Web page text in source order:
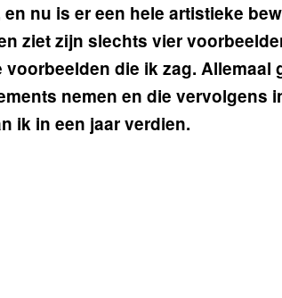
nu is er een hele artistieke
ziet zijn slechts vier
die ik zag. Allemaal
nemen en die vervolgens
ik in een jaar verdien.